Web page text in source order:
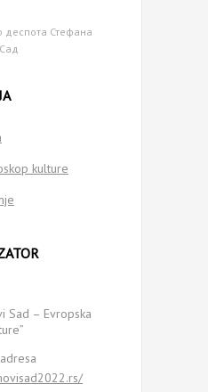
деспота Стефана
kulture
Sad – Evropska